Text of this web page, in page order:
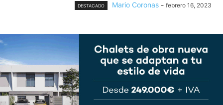
DESTACADO Mario Coronas - febrero 16, 2023